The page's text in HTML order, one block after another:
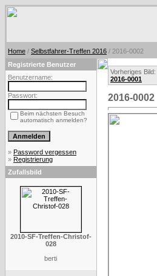
Home / Selbstfahrer-Treffen 2016 / 2016-0002
Registrierte Benutzer
Benutzername:
Passwort:
Beim nächsten Besuch
automatisch anmelden?
» Password vergessen
» Registrierung
Zufallsbild
2010-SF-Treffen-Christof-
028
berti
Vorheriges Bild:
2016-0001
2016-0002